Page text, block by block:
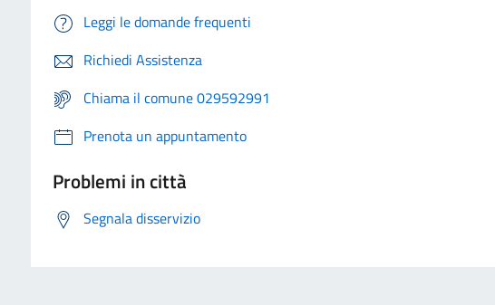
Leggi le domande frequenti
Richiedi Assistenza
Chiama il comune 029592991
Prenota un appuntamento
Problemi in città
Segnala disservizio